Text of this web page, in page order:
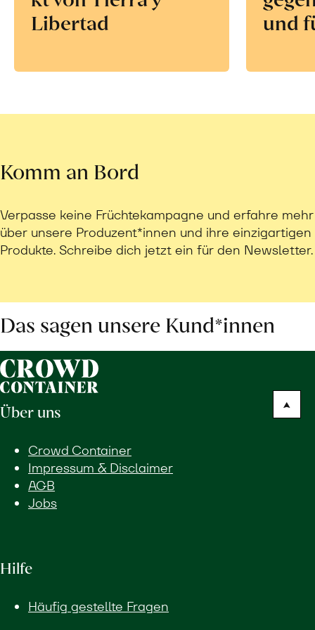
Libertad
und
Komm an Bord
Verpasse keine Früchtekampagne und erfahre mehr
über unsere Produzent*innen und ihre einzigartigen
Produkte. Schreibe dich jetzt ein für den Newsletter.
Das sagen unsere Kund*innen
Über uns
Crowd Container
Impressum & Disclaimer
AGB
Jobs
Hilfe
Häufig gestellte Fragen